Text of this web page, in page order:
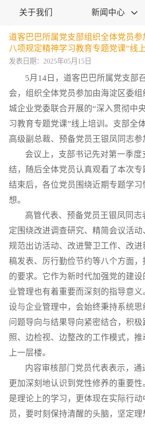
关于我们 新闻中心 
道客巴巴所属党支部组织全体党员参
八项规定精神学习教育专题党课”线
发表日期：2025年05月15日
5月14日，道客巴巴所属党支部
会，组织全体党员参加由海淀区委
城企业党委联合开展的“深入贯彻中
习教育专题党课”线上培训。支部全
高级副总裁、预备党员王银凤同志参
会议上，支部书记先对第一季度
结，随后全体党员认真观看了本次
结束后，各位党员围绕近期专题学
想。
高管代表、预备党员王银凤同志
定围绕改进调查研究、精简会议活动
规范出访活动、改进警卫工作、改
稿发表、厉行勤俭节约等八个方面
的要求。它作为新时代加强党的建
业管理也有着重要而深刻的指导意
设与企业管理中，会始终秉持系统思
问题导向与结果导向紧密结合，积
照、边检视、边整改的工作模式，
上一层楼。
内容审核部门党员代表表示，通
更加深刻地认识到党性修养的重要
是理论上的学习，更体现在实际行
员，要时刻保持清醒的头脑，坚定